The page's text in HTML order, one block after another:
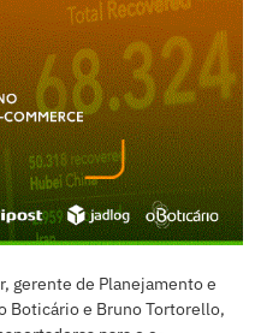
gerente de Planejamento e
Boticário e Bruno Tortorello,